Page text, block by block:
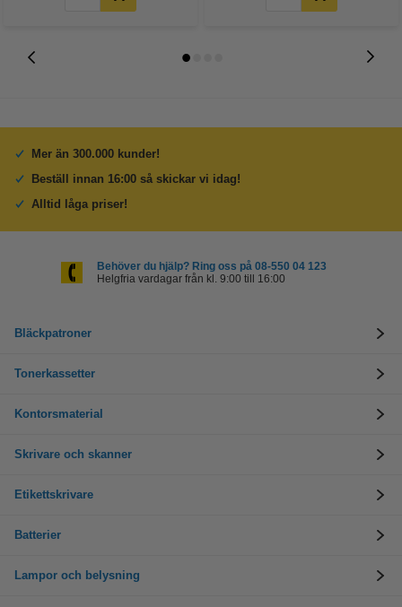
Mer än 300.000 kunder!
Beställ innan 16:00 så skickar vi idag!
Alltid låga priser!
Behöver du hjälp? Ring oss på 08-550 04 123
Helgfria vardagar från kl. 9:00 till 16:00
Bläckpatroner
Tonerkassetter
Kontorsmaterial
Skrivare och skanner
Etikettskrivare
Batterier
Lampor och belysning